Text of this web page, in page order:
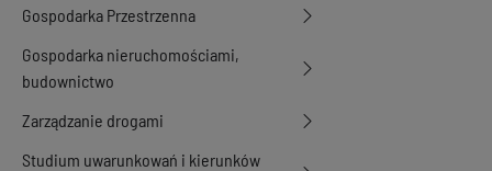
Gospodarka Przestrzenna
Gospodarka nieruchomościami,
budownictwo
Zarządzanie drogami
Studium uwarunkowań i kierunków